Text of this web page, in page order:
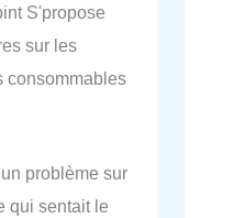
S'propose
sur les
consommables
problème sur
qui sentait le